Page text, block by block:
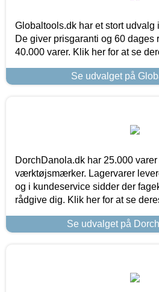
Globaltools.dk har et stort
De giver prisgaranti og 60 dages
40.000 varer. Klik her for at se
Se udvalget på
DorchDanola.dk har 25.000
værktøjsmærker. Lagervarer
og i kundeservice sidder der
rådgive dig. Klik her for at se
Se udvalget på